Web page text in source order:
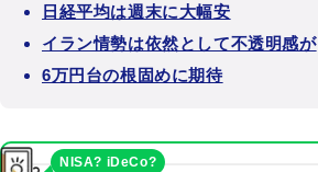
日経平均は週末に大幅安
イラン情勢は依然として不透明感が
6万円台の根固めに期待
NISA? iDeCo?